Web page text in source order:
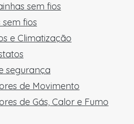
sem fios
sem fios
e Climatização
segurança
de Movimento
de Gás, Calor e Fumo